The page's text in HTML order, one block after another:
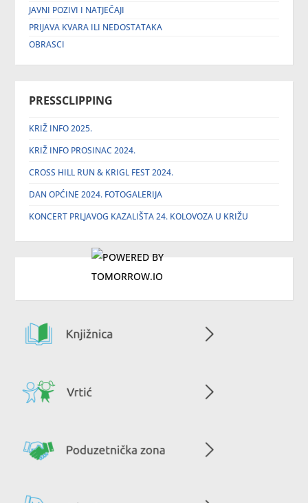
JAVNI POZIVI I NATJEČAJI
PRIJAVA KVARA ILI NEDOSTATAKA
OBRASCI
PRESSCLIPPING
KRIŽ INFO 2025.
KRIŽ INFO PROSINAC 2024.
CROSS HILL RUN & KRIGL FEST 2024.
DAN OPĆINE 2024. FOTOGALERIJA
KONCERT PRLJAVOG KAZALIŠTA 24. KOLOVOZA U KRIŽU